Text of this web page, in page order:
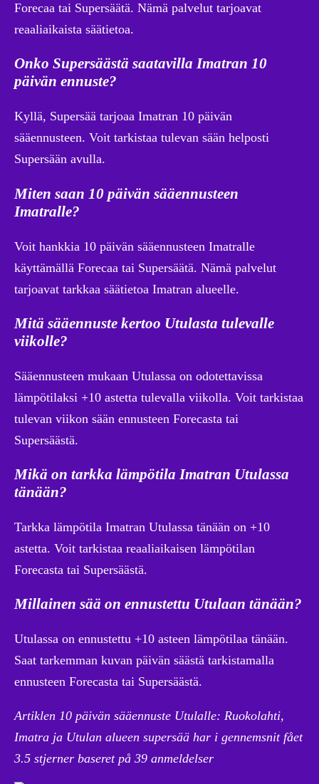
Forecaa tai Supersäätä. Nämä palvelut tarjoavat
reaaliaikaista säätietoa.
Onko Supersäästä saatavilla Imatran 10
päivän ennuste?
Kyllä, Supersää tarjoaa Imatran 10 päivän
sääennusteen. Voit tarkistaa tulevan sään helposti
Supersään avulla.
Miten saan 10 päivän sääennusteen
Imatralle?
Voit hankkia 10 päivän sääennusteen Imatralle
käyttämällä Forecaa tai Supersäätä. Nämä palvelut
tarjoavat tarkkaa säätietoa Imatran alueelle.
Mitä sääennuste kertoo Utulasta tulevalle
viikolle?
Sääennusteen mukaan Utulassa on odotettavissa
lämpötilaksi +10 astetta tulevalla viikolla. Voit tarkistaa
tulevan viikon sään ennusteen Forecasta tai
Supersäästä.
Mikä on tarkka lämpötila Imatran Utulassa
tänään?
Tarkka lämpötila Imatran Utulassa tänään on +10
astetta. Voit tarkistaa reaaliaikaisen lämpötilan
Forecasta tai Supersäästä.
Millainen sää on ennustettu Utulaan tänään?
Utulassa on ennustettu +10 asteen lämpötilaa tänään.
Saat tarkemman kuvan päivän säästä tarkistamalla
ennusteen Forecasta tai Supersäästä.
Artiklen 10 päivän sääennuste Utulalle: Ruokolahti,
Imatra ja Utulan alueen supersää har i gennemsnit fået
3.5 stjerner baseret på 39 anmeldelser